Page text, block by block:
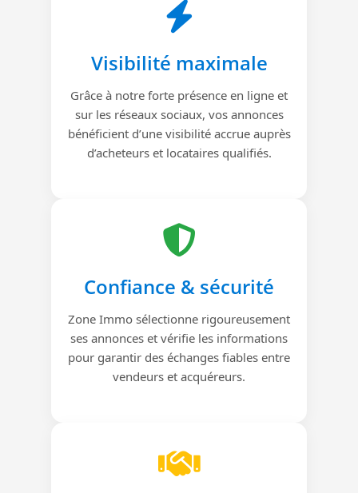
Visibilité maximale
Grâce à notre forte présence en ligne et
sur les réseaux sociaux, vos annonces
bénéficient d’une visibilité accrue auprès
d’acheteurs et locataires qualifiés.
Confiance & sécurité
Zone Immo sélectionne rigoureusement
ses annonces et vérifie les informations
pour garantir des échanges fiables entre
vendeurs et acquéreurs.